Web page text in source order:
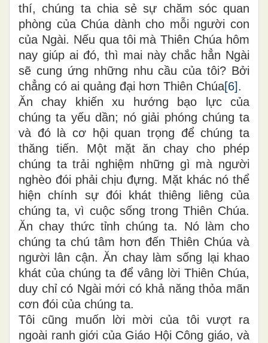
thí, chúng ta chia sẻ sự chăm sóc quan
phòng của Chúa dành cho mỗi người con
của Ngài. Nếu qua tôi mà Thiên Chúa hôm
nay giúp ai đó, thì mai này chắc hẳn Ngài
sẽ cung ứng những nhu cầu của tôi? Bởi
chẳng có ai quảng đại hơn Thiên Chúa[6].
Ăn chay khiến xu hướng bạo lực của
chúng ta yếu dần; nó giải phóng chúng ta
và đó là cơ hội quan trọng để chúng ta
thăng tiến. Một mặt ăn chay cho phép
chúng ta trải nghiệm những gì mà người
nghèo đói phải chịu đựng. Mặt khác nó thể
hiện chính sự đói khát thiêng liêng của
chúng ta, vì cuộc sống trong Thiên Chúa.
Ăn chay thức tỉnh chúng ta. Nó làm cho
chúng ta chú tâm hơn đến Thiên Chúa và
người lân cận. Ăn chay làm sống lại khao
khát của chúng ta để vâng lời Thiên Chúa,
duy chỉ có Ngài mới có khả năng thỏa mãn
cơn đói của chúng ta.
Tôi cũng muốn lời mời của tôi vượt ra
ngoài ranh giới của Giáo Hội Công giáo, và